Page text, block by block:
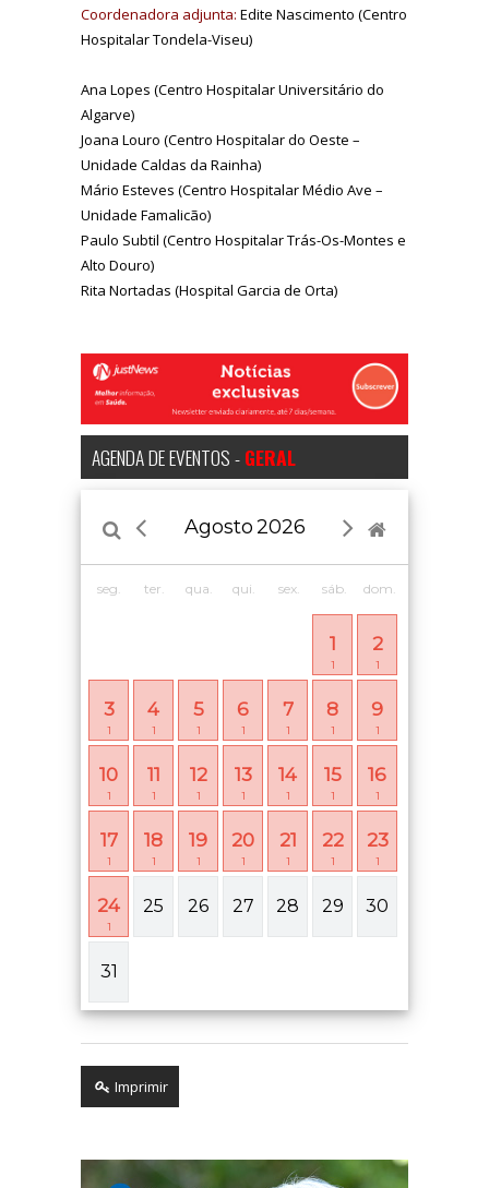
Coordenadora adjunta: Edite Nascimento (Centro
Hospitalar Tondela-Viseu)
Ana Lopes (Centro Hospitalar Universitário do
Algarve)
Joana Louro (Centro Hospitalar do Oeste –
Unidade Caldas da Rainha)
Mário Esteves (Centro Hospitalar Médio Ave –
Unidade Famalicão)
Paulo Subtil (Centro Hospitalar Trás-Os-Montes e
Alto Douro)
Rita Nortadas (Hospital Garcia de Orta)
AGENDA DE EVENTOS -GERAL
Agosto2026
seg. ter. qua. qui. sex. sáb. dom.
1
1
2
1
3
1
4
1
5
1
6
1
7
1
8
1
9
1
10
1
11
1
12
1
13
1
14
1
15
1
16
1
17
1
18
1
19
1
20
1
21
1
22
1
23
1
24
1
25 26 27 28 29 30
31
Imprimir